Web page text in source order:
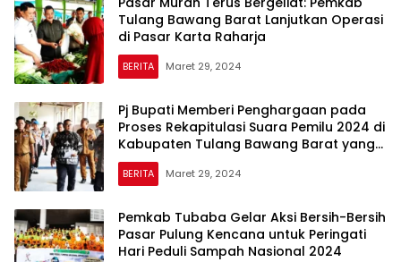
Tulang Bawang Barat Lanjutkan Operasi
di Pasar Karta Raharja
BERITA Maret 29, 2024
Pj Bupati Memberi Penghargaan pada
Proses Rekapitulasi Suara Pemilu 2024 di
Kabupaten Tulang Bawang Barat yang
Berlangsung Lancar dan Kondusif
BERITA Maret 29, 2024
Pemkab Tubaba Gelar Aksi Bersih-Bersih
Pasar Pulung Kencana untuk Peringati
Hari Peduli Sampah Nasional 2024